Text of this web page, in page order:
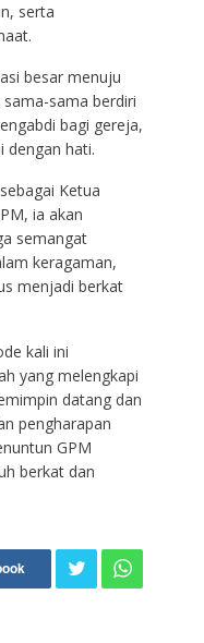
serta
besar menuju
sama berdiri
bagi gereja,
dengan hati.
Ketua
ia akan
semangat
keragaman,
menjadi berkat
kali ini
yang melengkapi
datang dan
pengharapan
GPM
berkat dan